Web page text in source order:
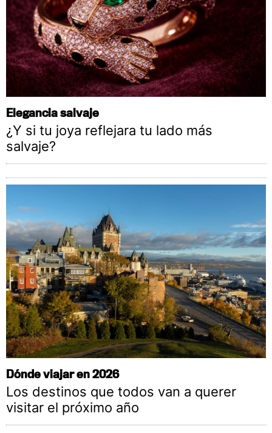
Elegancia salvaje
¿Y si tu joya reflejara tu lado más
salvaje?
Dónde viajar en 2026
Los destinos que todos van a querer
visitar el próximo año